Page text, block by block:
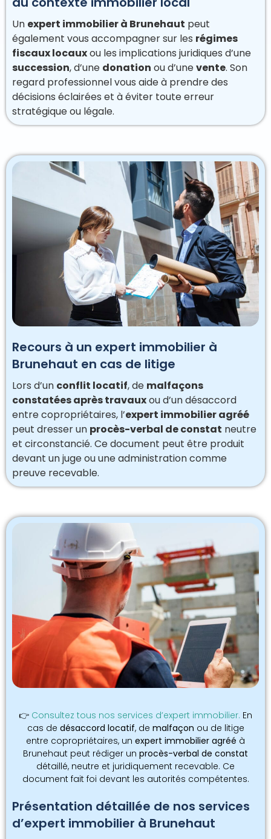
Un expert immobilier à Brunehaut peut
également vous accompagner sur les régimes
fiscaux locauxou les implications juridiques d’une
succession, d’une donation ou d’unevente. Son
regard professionnel vous aide à prendre des
décisions éclairées et à éviter toute erreur
stratégique ou légale.
Recours à un expert immobilier à
Brunehaut en cas de litige
Lors d’un conflit locatif, de malfaçons
constatées après travauxou d’un désaccord
entre copropriétaires, l’expert immobilier agréé
peut dresser un procès-verbal de constat neutre
et circonstancié. Ce document peut être produit
devant un juge ou une administration comme
preuve recevable.
Présentation détaillée de nos services
d’expert immobilier à Brunehaut
👉 Consultez tous nos services d’expert immobilier. En
cas de désaccord locatif, de malfaçon ou de litige
entre copropriétaires, un expert immobilier agréé à
Brunehaut peut rédiger un procès-verbal de constat
détaillé, neutre et juridiquement recevable. Ce
document fait foi devant les autorités compétentes.